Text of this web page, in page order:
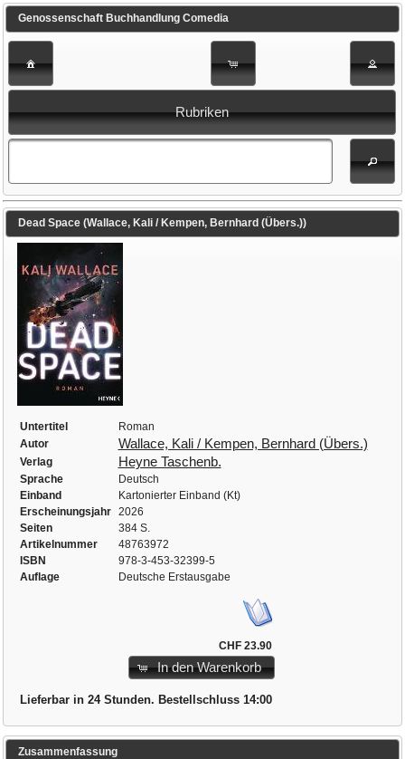
Genossenschaft Buchhandlung Comedia
Rubriken
Dead Space (Wallace, Kali / Kempen, Bernhard (Übers.))
Untertitel
Roman
Autor
Wallace, Kali / Kempen, Bernhard (Übers.)
Verlag Heyne Taschenb.
Sprache
Deutsch
Einband
Kartonierter Einband (Kt)
Erscheinungsjahr
2026
Seiten
384 S.
Artikelnummer
48763972
ISBN
978-3-453-32399-5
Auflage
Deutsche Erstausgabe
CHF 23.90
In den Warenkorb
Lieferbar in 24 Stunden. Bestellschluss 14:00
Zusammenfassung